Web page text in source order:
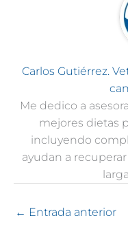
Carlos Gutiérrez.
Me dedico a
mejores dietas
incluyendo
ayudan a
← Entrada anterior